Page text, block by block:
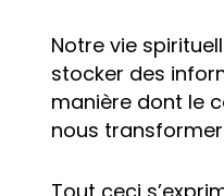
Notre vie
stocker des
manière dont le
nous